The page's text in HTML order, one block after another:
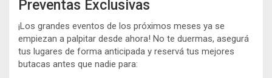
Preventas Exclusivas
¡Los grandes eventos de los próximos meses ya se
empiezan a palpitar desde ahora! No te duermas, asegurá
tus lugares de forma anticipada y reservá tus mejores
butacas antes que nadie para: